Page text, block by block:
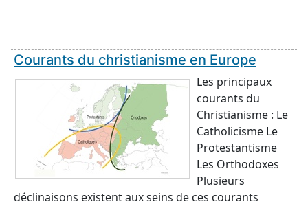
Courants du christianisme en Europe
Les principaux
courants du
Christianisme : Le
Catholicisme Le
Protestantisme
Les Orthodoxes
Plusieurs
déclinaisons existent aux seins de ces courants